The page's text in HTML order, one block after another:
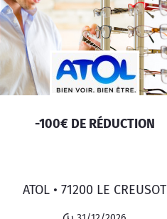
-100€ DE RÉDUCTION
ATOL • 71200 LE CREUSOT